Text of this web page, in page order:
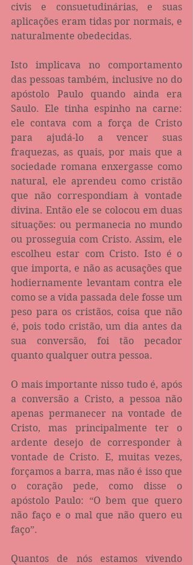
civis e consuetudinárias, e suas
aplicações eram tidas por normais, e
naturalmente obedecidas.
Isto implicava no comportamento
das pessoas também, inclusive no do
apóstolo Paulo quando ainda era
Saulo. Ele tinha espinho na carne:
ele contava com a força de Cristo
para ajudá-lo a vencer suas
fraquezas, as quais, por mais que a
sociedade romana enxergasse como
natural, ele aprendeu como cristão
que não correspondiam à vontade
divina. Então ele se colocou em duas
situações: ou permanecia no mundo
ou prosseguia com Cristo. Assim, ele
escolheu estar com Cristo. Isto é o
que importa, e não as acusações que
hodiernamente levantam contra ele
como se a vida passada dele fosse um
peso para os cristãos, coisa que não
é, pois todo cristão, um dia antes da
sua conversão, foi tão pecador
quanto qualquer outra pessoa.
O mais importante nisso tudo é, após
a conversão a Cristo, a pessoa não
apenas permanecer na vontade de
Cristo, mas principalmente ter o
ardente desejo de corresponder à
vontade de Cristo. E, muitas vezes,
forçamos a barra, mas não é isso que
o coração pede, como disse o
apóstolo Paulo: “O bem que quero
não faço e o mal que não quero eu
faço”.
Quantos de nós estamos vivendo